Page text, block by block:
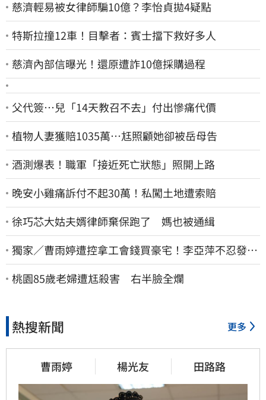
慈濟輕易被女律師騙10億？李怡貞拋4疑點
特斯拉撞12車！目擊者：賓士擋下救好多人
慈濟內部信曝光！還原遭詐10億採購過程
父代簽…兒「14天教召不去」付出慘痛代價
植物人妻獲賠1035萬…尪照顧她卻被岳母告
酒測爆表！職軍「接近死亡狀態」照開上路
晚安小雞痛訴付不起30萬！私闖土地遭索賠
徐巧芯大姑夫婿律師棄保跑了 媽也被通緝
獨家／曹雨婷遭控拿工會錢買豪宅！李亞萍不忍發
聲：余天管工會都貼錢
桃園85歲老婦遭尪殺害 右半臉全爛
熱搜新聞 更多
曹雨婷 楊光友 田路路